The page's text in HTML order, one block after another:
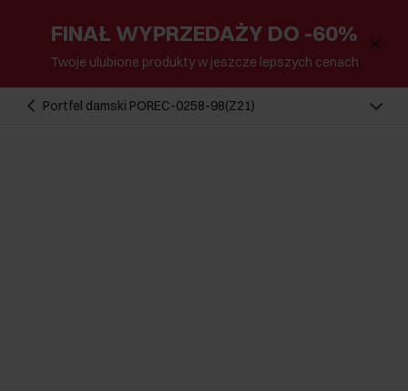
FINAŁ WYPRZEDAŻY DO -60%
Twoje ulubione produkty w jeszcze lepszych cenach
Portfel damski POREC-0258-98(Z21)